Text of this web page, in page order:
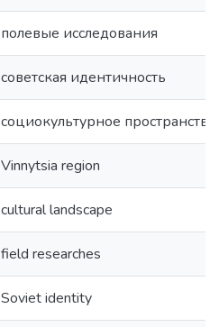
полевые исследования
советская идентичность
социокультурное пространство
Vinnytsia region
cultural landscape
field researches
Soviet identity